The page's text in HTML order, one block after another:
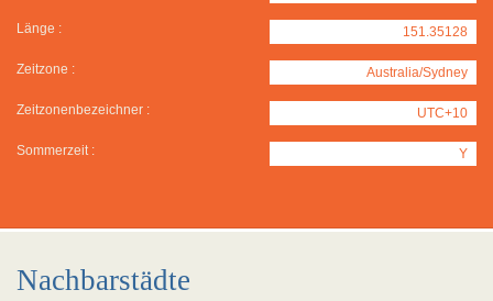
Länge : 151.35128
Zeitzone : Australia/Sydney
Zeitzonenbezeichner : UTC+10
Sommerzeit : Y
Nachbarstädte